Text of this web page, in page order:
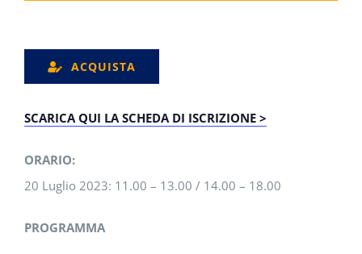
ACQUISTA
SCARICA QUI LA SCHEDA DI ISCRIZIONE >
ORARIO:
20 Luglio 2023: 11.00 – 13.00 / 14.00 – 18.00
PROGRAMMA